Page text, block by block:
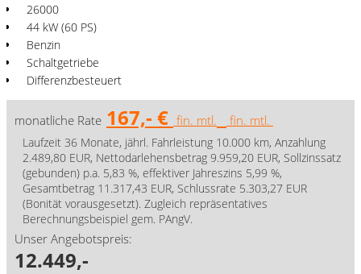
26000
44 kW (60 PS)
Benzin
Schaltgetriebe
Differenzbesteuert
monatliche Rate 167,- € fin. mtl. fin. mtl.
Laufzeit 36 Monate, jährl. Fahrleistung 10.000 km, Anzahlung
2.489,80 EUR, Nettodarlehensbetrag 9.959,20 EUR, Sollzinssatz
(gebunden) p.a. 5,83 %, effektiver Jahreszins 5,99 %,
Gesamtbetrag 11.317,43 EUR, Schlussrate 5.303,27 EUR
(Bonität vorausgesetzt). Zugleich repräsentatives
Berechnungsbeispiel gem. PAngV.
Unser Angebotspreis:
12.449,-